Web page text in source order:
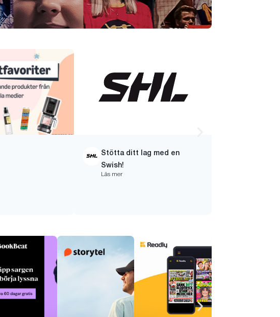
Stötta ditt lag med en
Swish!
Läs mer